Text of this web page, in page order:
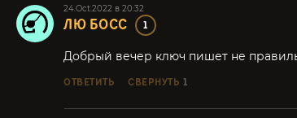
24.Oct.2022 в 20:32
ЛЮ БОСС 1
Добрый вечер ключ пишет не
ОТВЕТИТЬ СВЕРНУТЬ 1